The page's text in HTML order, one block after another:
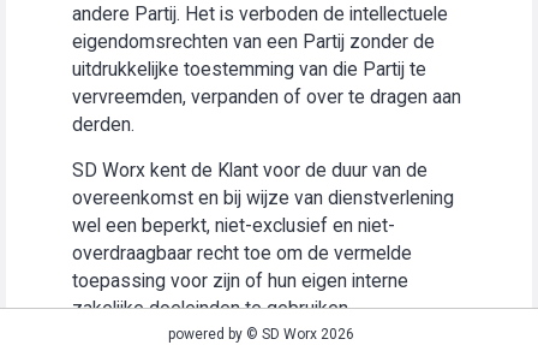
andere Partij. Het is verboden de intellectuele
eigendomsrechten van een Partij zonder de
uitdrukkelijke toestemming van die Partij te
vervreemden, verpanden of over te dragen aan
derden.
SD Worx kent de Klant voor de duur van de
overeenkomst en bij wijze van dienstverlening
wel een beperkt, niet-exclusief en niet-
overdraagbaar recht toe om de vermelde
toepassing voor zijn of hun eigen interne
zakelijke doeleinden te gebruiken
(“Gebruiksrecht”).powered by © SD Worx 2026